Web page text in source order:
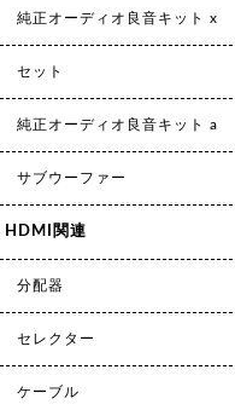
純正オーディオ良音キット x
セット
純正オーディオ良音キット a
サブウーファー
HDMI関連
分配器
セレクター
ケーブル